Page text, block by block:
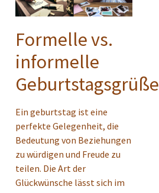
Formelle vs.
informelle
Geburtstagsgrüße
Ein geburtstag ist eine
perfekte Gelegenheit, die
Bedeutung von Beziehungen
zu würdigen und Freude zu
teilen. Die Art der
Glückwünsche lässt sich im